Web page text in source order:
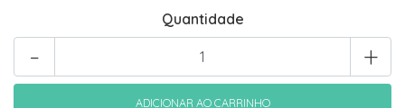
Quantidade
+
-